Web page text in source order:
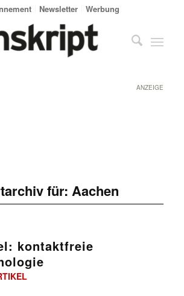
Newsletter Werbung
ANZEIGE
für: Aachen
kontaktfreie